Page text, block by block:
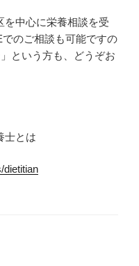
を中心に栄養相談を受
のご相談も可能ですの
という方も、どうぞお
士とは
dietitian